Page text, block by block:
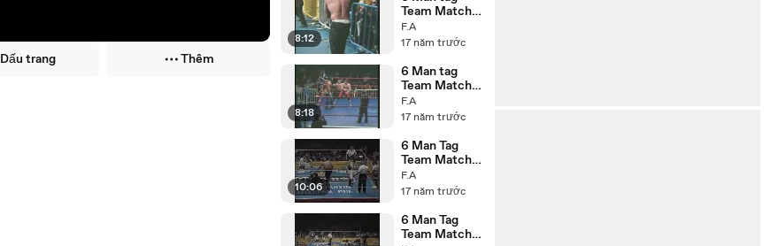
Dấu trang Thêm
8:12
Team Match
P1
F.A
17 năm trước
8:18
6 Man tag
Team Match
P2
F.A
17 năm trước
10:06
6 Man Tag
Team Match
14.11.95 P3
F.A
17 năm trước
6 Man Tag
Team Match